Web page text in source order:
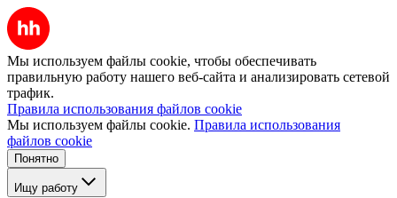
Мы используем файлы cookie, чтобы обеспечивать
правильную работу нашего веб-сайта и анализировать сетевой
трафик.
Правила использования файлов cookie
Мы используем файлы cookie. Правила использования
файлов cookie
Понятно
Ищу работу